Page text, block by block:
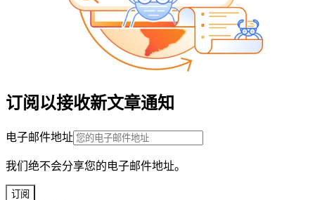
订阅以接收新文章通知
电子邮件地址
我们绝不会分享您的电子邮件地址。
订阅